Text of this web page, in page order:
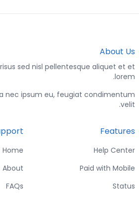
About Us
sed nisl pellentesque aliquet et et
lorem.
nec ipsum eu, feugiat condimentum
velit.
Features
Help Center
Paid with Mobile
Status
Home
About
FAQs